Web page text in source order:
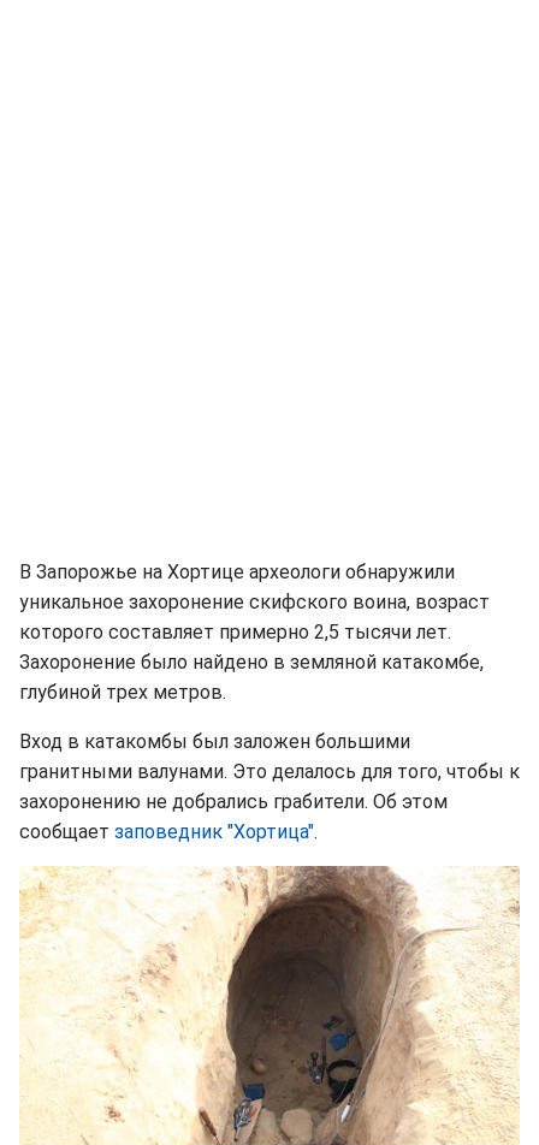
В Запорожье на Хортице археологи обнаружили
уникальное захоронение скифского воина, возраст
которого составляет примерно 2,5 тысячи лет.
Захоронение было найдено в земляной катакомбе,
глубиной трех метров.
Вход в катакомбы был заложен большими
гранитными валунами. Это делалось для того, чтобы к
захоронению не добрались грабители. Об этом
сообщает заповедник "Хортица".